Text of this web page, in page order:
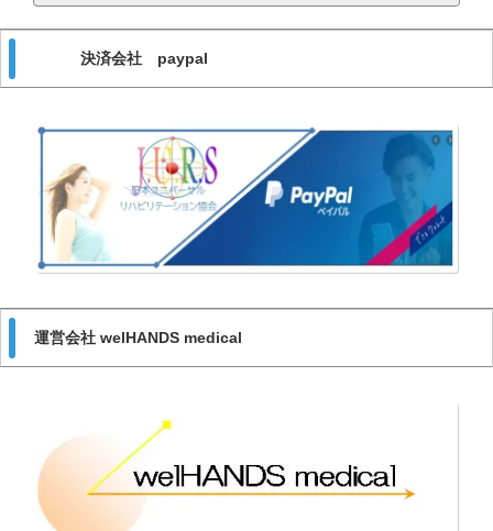
決済会社 paypal
運営会社 welHANDS medical